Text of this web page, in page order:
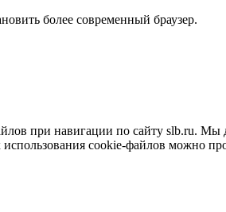
более современный браузер.
при навигации по сайту slb.ru. Мы
cookie-файлов можно